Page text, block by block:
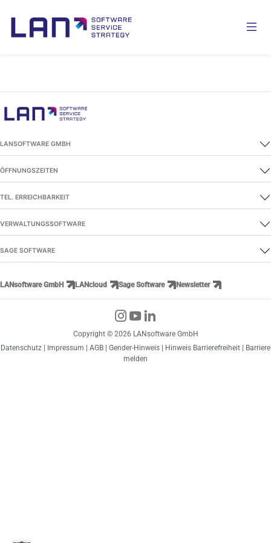
LANSOFTWARE GMBH
ÖFFNUNGSZEITEN
TEL. ERREICHBARKEIT
VERWALTUNGSSOFTWARE
SAGE SOFTWARE
LANsoftware GmbH LANcloud Sage Software Newsletter
Copyright © 2026 LANsoftware GmbH
Datenschutz
Impressum AGB Gender-Hinweis Hinweis Barrierefreiheit
Barriere
melden